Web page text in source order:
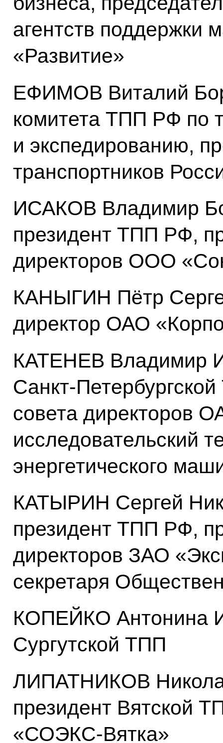
агентств поддержки
«Развитие»
ЕФИМОВ Виталий
комитета ТПП РФ по
и экспедированию,
транспортников
ИСАКОВ Владимир
президент ТПП РФ,
директоров ООО
КАНЫГИН Пётр
директор ОАО
КАТЕНЕВ Владимир
Санкт-
совета директоров
исследовательский
энергетического
КАТЫРИН Сергей
президент ТПП РФ,
директоров ЗАО
секретаря
КОПЕЙКО Антонина
Сургутской ТПП
ЛИПАТНИКОВ
президент Вятской
«СОЭКС-Вятка»